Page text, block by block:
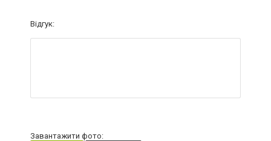
Відгук:
Завантажити фото: